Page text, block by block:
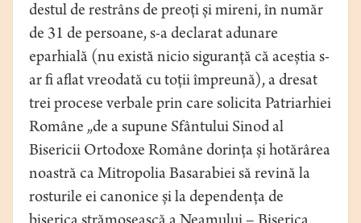
destul de restrâns de preoți și mireni, în număr
de 31 de persoane, s-a declarat adunare
eparhială (nu există nicio siguranță că aceștia s-
ar fi aflat vreodată cu toții împreună), a dresat
trei procese verbale prin care solicita Patriarhiei
Române „de a supune Sfântului Sinod al
Bisericii Ortodoxe Române dorința și hotărârea
noastră ca Mitropolia Basarabiei să revină la
rosturile ei canonice și la dependența de